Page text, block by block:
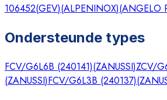
106452(GEV)(ALPENINOX)(ANGELO
Ondersteunde types
FCV/G6L6B (240141)(ZANUSSI)ZCV/
(ZANUSSI)FCV/G6L3B (240137)(